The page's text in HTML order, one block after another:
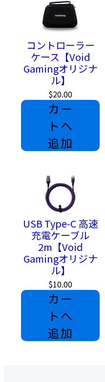
・4つの背面ボタン
プロモデルには押しやすい
・オプションについて
振動モーターの除去をご用
コントローラー
ケース【Void
Gamingオリジナ
ル】
$20.00
カー
トへ
追加
USB Type-C 高速
充電ケーブル
2m【Void
Gamingオリジナ
ル】
$10.00
カー
トへ
追加